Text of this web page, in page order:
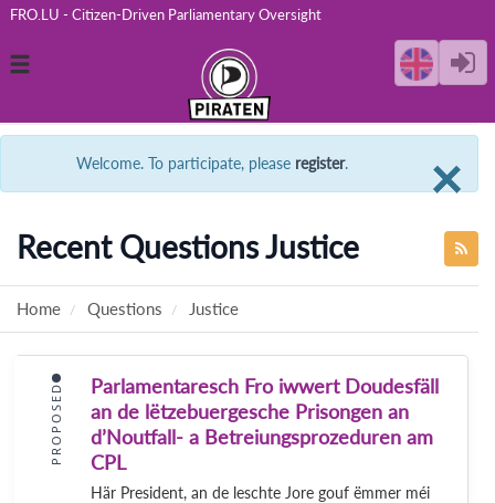
FRO.LU - Citizen-Driven Parliamentary Oversight
Toggle
×
Welcome. To participate, please register.
Recent Questions Justice
Home Questions Justice
PROPOSED
Parlamentaresch Fro iwwert Doudesfäll
an de lëtzebuergesche Prisongen an
d’Noutfall- a Betreiungsprozeduren am
CPL
Här President, an de leschte Jore gouf ëmmer méi